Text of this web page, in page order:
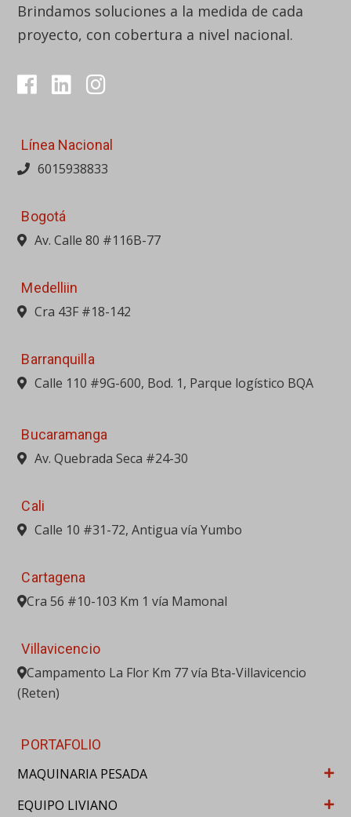
Brindamos soluciones a la medida de cada
proyecto, con cobertura a nivel nacional.
Línea Nacional
6015938833
Bogotá
Av. Calle 80 #116B-77
Medelliin
Cra 43F #18-142
Barranquilla
Calle 110 #9G-600, Bod. 1, Parque logístico BQA
Bucaramanga
Av. Quebrada Seca #24-30
Cali
Calle 10 #31-72, Antigua vía Yumbo
Cartagena
Cra 56 #10-103 Km 1 vía Mamonal
Villavicencio
Campamento La Flor Km 77 vía Bta-Villavicencio
(Reten)
PORTAFOLIO
MAQUINARIA PESADA
EQUIPO LIVIANO